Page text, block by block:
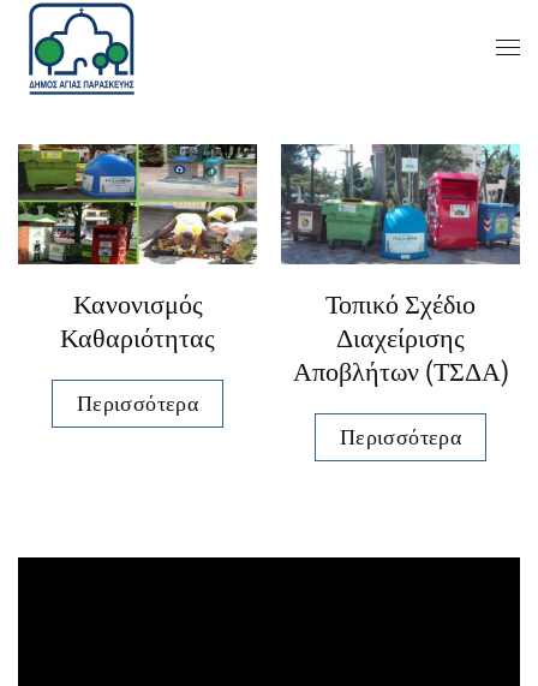
Κανονισμός
Καθαριότητας
Περισσότερα
Τοπικό Σχέδιο
Διαχείρισης
Αποβλήτων (ΤΣΔΑ)
Περισσότερα